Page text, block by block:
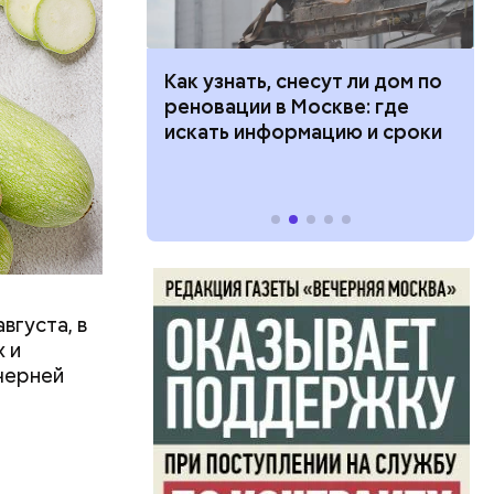
в
и
у
без
день, и
тысяч
при
кто может
нужны
Как узнать, снесут ли дом по
реновации в Москве: где
искать информацию и сроки